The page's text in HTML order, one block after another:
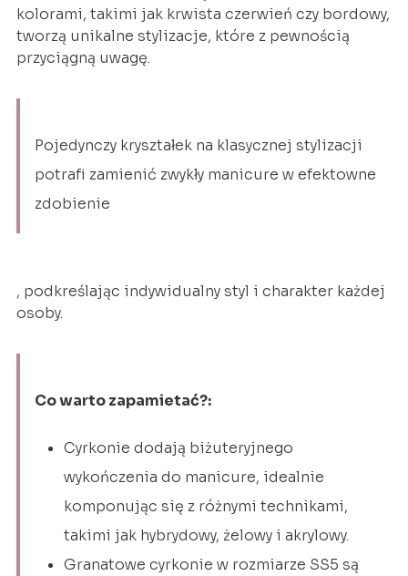
kolorami, takimi jak krwista czerwień czy bordowy,
tworzą unikalne stylizacje, które z pewnością
przyciągną uwagę.
Pojedynczy kryształek na klasycznej stylizacji
potrafi zamienić zwykły manicure w efektowne
zdobienie
, podkreślając indywidualny styl i charakter każdej
osoby.
Co warto zapamietać?:
Cyrkonie dodają biżuteryjnego
wykończenia do manicure, idealnie
komponując się z różnymi technikami,
takimi jak hybrydowy, żelowy i akrylowy.
Granatowe cyrkonie w rozmiarze SS5 są